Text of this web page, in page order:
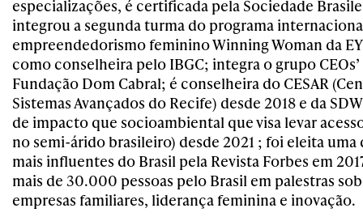
especializações, é certificada pela Sociedade
integrou a segunda turma do programa
empreendedorismo feminino Winning Woman da
como conselheira pelo IBGC; integra o grupo CEOs’
Fundação Dom Cabral; é conselheira do CESAR
Sistemas Avançados do Recife) desde 2018 e da
de impacto que socioambiental que visa levar
no semi-árido brasileiro) desde 2021 ; foi eleita uma
mais influentes do Brasil pela Revista Forbes em
mais de 30.000 pessoas pelo Brasil em palestras
empresas familiares, liderança feminina e inovação.